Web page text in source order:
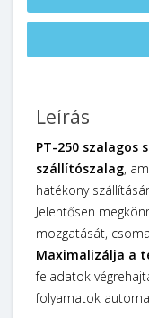
Leírás
PT-250 szalagos
szállítószalag,
hatékony
Jelentősen
mozgatását,
Maximalizálja a
feladatok
folyamatok